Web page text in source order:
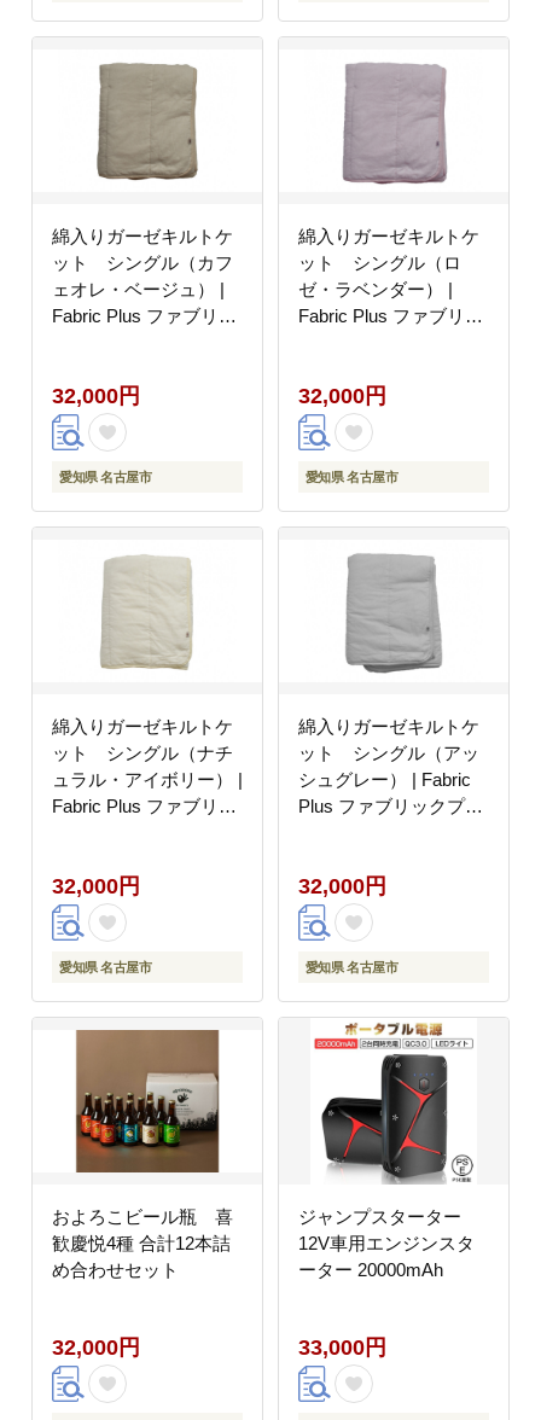
綿入りガーゼキルトケ
ット シングル（カフ
ェオレ・ベージュ） |
Fabric Plus ファブリッ
ット 綿入り綿100％ 夏
用 涼感 軽量 通気性 吸
水性 肌触り 快眠 寝具
シングルサイズ 人気 お
送料無料
32,000円
愛知県 名古屋市
綿入りガーゼキルトケ
ット シングル（ロ
ゼ・ラベンダー） |
Fabric Plus ファブリッ
ット 綿入り綿100％ 夏
用 涼感 軽量 通気性 吸
水性 肌触り 快眠 寝具
シングルサイズ 人気 お
送料無料
32,000円
愛知県 名古屋市
綿入りガーゼキルトケ
ット シングル（ナチ
ュラル・アイボリー） |
Fabric Plus ファブリッ
ット 綿入り綿100％ 夏
用 涼感 軽量 通気性 吸
水性 肌触り 快眠 寝具
シングルサイズ 人気 お
送料無料
32,000円
愛知県 名古屋市
綿入りガーゼキルトケ
ット シングル（アッ
シュグレー） | Fabric
Plus ファブリックプラ
入り綿100％ 夏用 涼感
軽量 通気性 吸水性 肌
触り 快眠 寝具 シング
ルサイズ 人気 おすすめ
32,000円
愛知県 名古屋市
およろこビール瓶 喜
歓慶悦4種 合計12本詰
め合わせセット
32,000円
ジャンプスターター
12V車用エンジンスタ
ーター 20000mAh
33,000円